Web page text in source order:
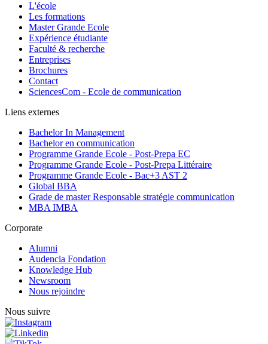
L'école
Les formations
Master Grande Ecole
Expérience étudiante
Faculté & recherche
Entreprises
Brochures
Contact
SciencesCom - Ecole de communication
Liens externes
Bachelor In Management
Bachelor en communication
Programme Grande Ecole - Post-Prepa EC
Programme Grande Ecole - Post-Prepa Littéraire
Programme Grande Ecole - Bac+3 AST 2
Global BBA
Grade de master Responsable stratégie communication
MBA IMBA
Corporate
Alumni
Audencia Fondation
Knowledge Hub
Newsroom
Nous rejoindre
Nous suivre